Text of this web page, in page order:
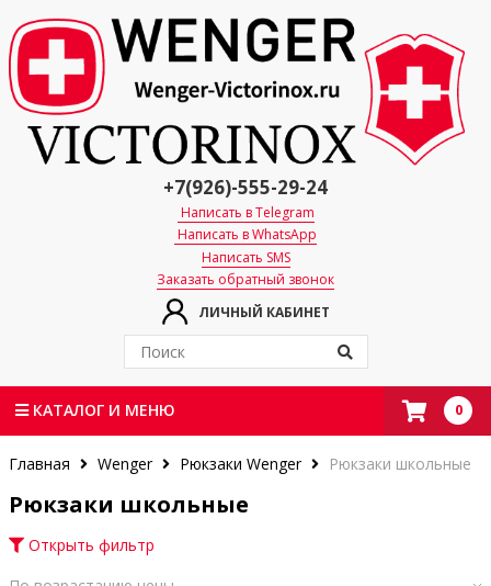
ЛИЧНЫЙ КАБИНЕТ
+7(926)-555-29-24
Написать в Telegram
Написать в WhatsApp
Написать SMS
Заказать обратный звонок
КАТАЛОГ И МЕНЮ 0
Главная Wenger Рюкзаки Wenger Рюкзаки школьные
Рюкзаки школьные
Открыть фильтр